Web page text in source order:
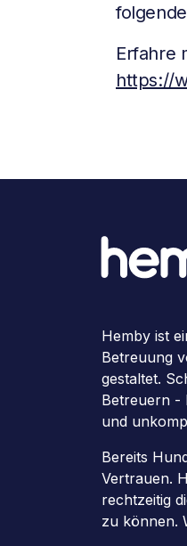
Erfahre
https://
Hemby ist
Betreuung
gestaltet.
Betreuern -
und
Bereits
Vertrauen.
rechtzeitig
zu können.